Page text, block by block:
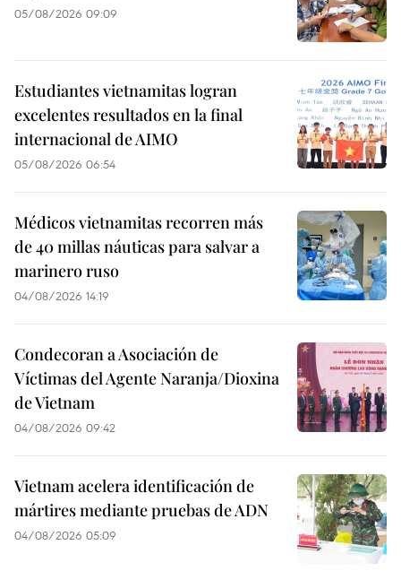
05/08/2026 09:09
Estudiantes vietnamitas logran
excelentes resultados en la final
internacional de AIMO
05/08/2026 06:54
Médicos vietnamitas recorren más
de 40 millas náuticas para salvar a
marinero ruso
04/08/2026 14:19
Condecoran a Asociación de
Víctimas del Agente Naranja/Dioxina
de Vietnam
04/08/2026 09:42
Vietnam acelera identificación de
mártires mediante pruebas de ADN
04/08/2026 05:09